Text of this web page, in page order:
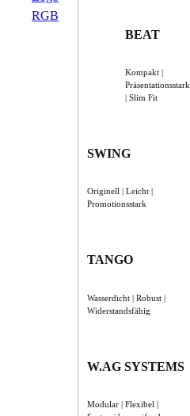
BEAT
Kompakt |
Präsentationsstark
| Slim Fit
SWING
Originell | Leicht |
Promotionsstark
TANGO
Wasserdicht | Robust |
Widerstandsfähig
W.AG SYSTEMS
Modular | Flexibel |